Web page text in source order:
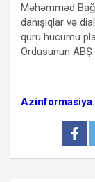
Məhəmməd
danışıqlar və
quru hücumu
Ordusunun